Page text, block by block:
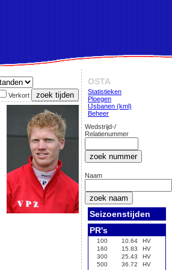
Verkort
OSTA
Statistieken
Ploegen
IJsbanen (kml)
Beheer
Wedstrijd-/
Relatienummer
Naam
Seizoenstijden
PR's
100 10.64
HV
160
15.83
HV
300
25.43
HV
500
36.72
HV